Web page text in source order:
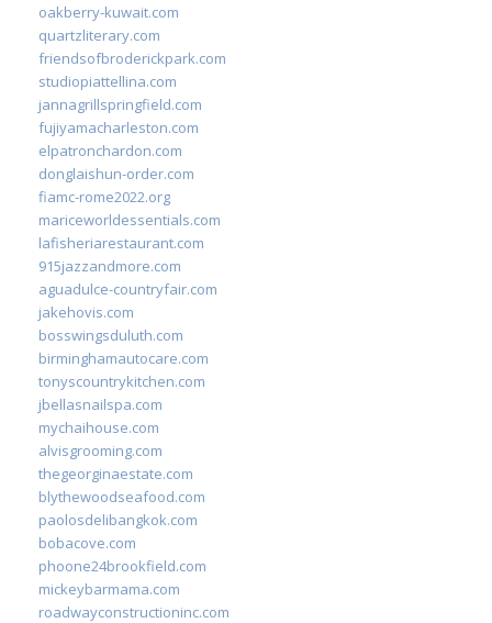
oakberry-kuwait.com
quartzliterary.com
friendsofbroderickpark.com
studiopiattellina.com
jannagrillspringfield.com
fujiyamacharleston.com
elpatronchardon.com
donglaishun-order.com
fiamc-rome2022.org
mariceworldessentials.com
lafisheriarestaurant.com
915jazzandmore.com
aguadulce-countryfair.com
jakehovis.com
bosswingsduluth.com
birminghamautocare.com
tonyscountrykitchen.com
jbellasnailspa.com
mychaihouse.com
alvisgrooming.com
thegeorginaestate.com
blythewoodseafood.com
paolosdelibangkok.com
bobacove.com
phoone24brookfield.com
mickeybarmama.com
roadwayconstructioninc.com